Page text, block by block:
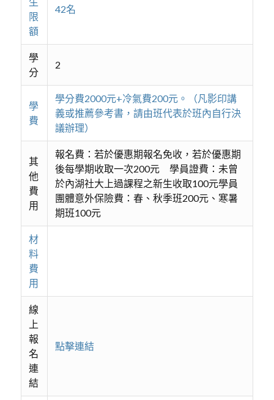
限
額
42名
學
分
2
學
費
學分費2000元+冷氣費200元。（凡影印講
義或推薦參考書，請由班代表於班內自行決
議辦理）
其
他
費
用
報名費：若於優惠期報名免收，若於優惠期
後每學期收取一次200元 學員證費：未曾
於內湖社大上過課程之新生收取100元學員
團體意外保險費：春、秋季班200元、寒暑
期班100元
材
料
費
用
線
上
報
名
連
結
點擊連結